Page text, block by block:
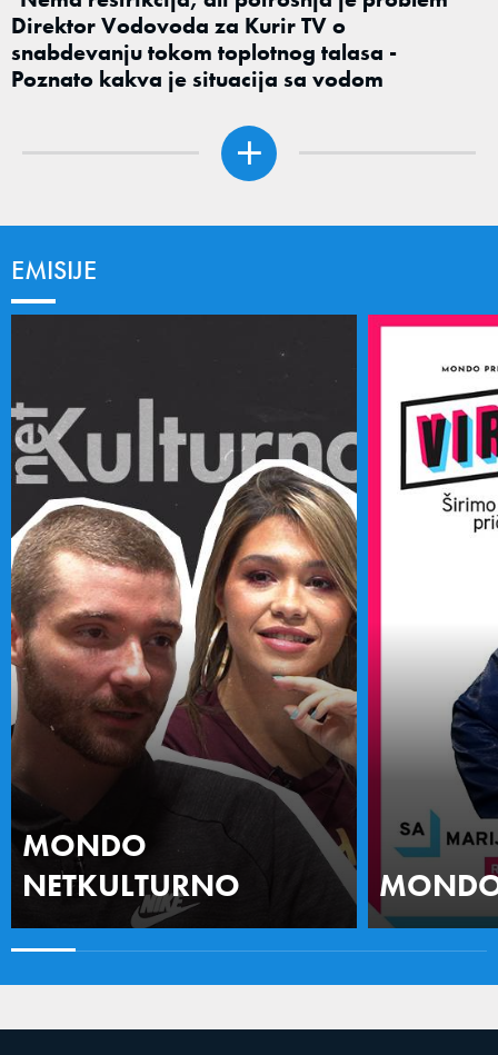
Direktor Vodovoda za Kurir TV o
snabdevanju tokom toplotnog talasa -
Poznato kakva je situacija sa vodom
EMISIJE
MONDO
NETKULTURNO